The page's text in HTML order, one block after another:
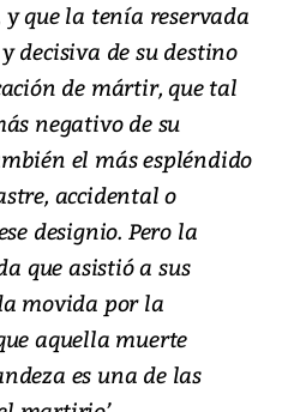
y que la tenía reservada
decisiva de su destino
de mártir, que tal
negativo de su
el más espléndido
accidental o
designio. Pero la
que asistió a sus
movida por la
aquella muerte
es una de las